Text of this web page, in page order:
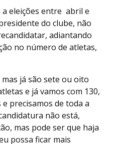
a eleições entre abril e
do clube, não
adiantando
no número de atletas,
já são sete ou oito
e já vamos com 130,
precisamos de toda a
não está,
mas pode ser que haja
possa ficar mais